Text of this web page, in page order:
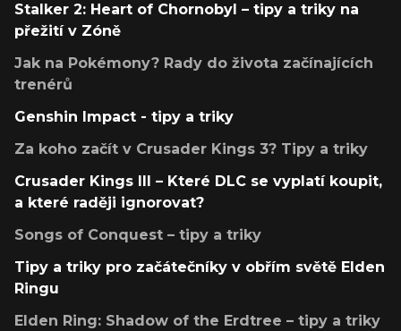
Stalker 2: Heart of Chornobyl – tipy a triky na
přežití v Zóně
Jak na Pokémony? Rady do života začínajících
trenérů
Genshin Impact - tipy a triky
Za koho začít v Crusader Kings 3? Tipy a triky
Crusader Kings III – Které DLC se vyplatí koupit,
a které raději ignorovat?
Songs of Conquest – tipy a triky
Tipy a triky pro začátečníky v obřím světě Elden
Ringu
Elden Ring: Shadow of the Erdtree – tipy a triky